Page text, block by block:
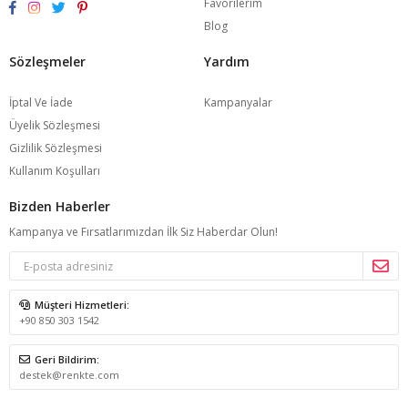
Favorilerim
Blog
Sözleşmeler
İptal Ve İade
Üyelik Sözleşmesi
Gizlilik Sözleşmesi
Kullanım Koşulları
Yardım
Kampanyalar
Bizden Haberler
Kampanya ve Fırsatlarımızdan İlk Siz Haberdar Olun!
Müşteri Hizmetleri:
+90 850 303 1542
Geri Bildirim:
destek@renkte.com